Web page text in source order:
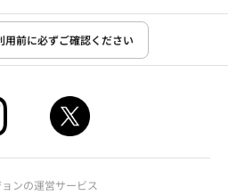
用前に必ずご確認ください
ンの運営サービス